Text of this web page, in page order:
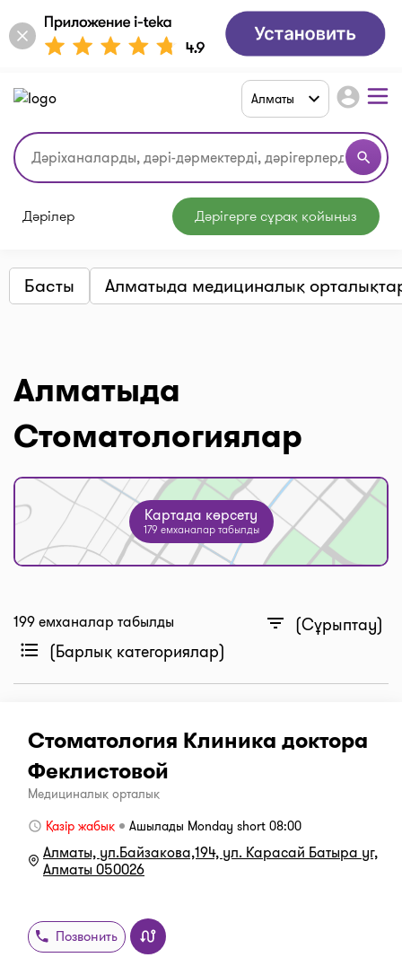
search
Алматы account_circle
Дәрілер Дәрігерге сұрақ қойыңыз
Басты Алматыда медициналық
Алматыда
Стоматологиялар
Картада көрсету
179 емханалар табылды
199 емханалар табылды filter_list (Сұрыптау)
format_list_bulleted (Барлық категориялар)
Стоматология Клиника доктора
Феклистовой
Медициналық орталық
Қазір жабық
Ашылады Monday short 08:00
Алматы, ул.Байзакова,194, ул. Карасай Батыра уг,
Алматы 050026
Позвонить